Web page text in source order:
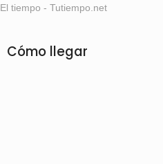
El tiempo - Tutiempo.net
Cómo llegar